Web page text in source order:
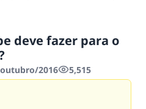
deve fazer para o
2016 5,515